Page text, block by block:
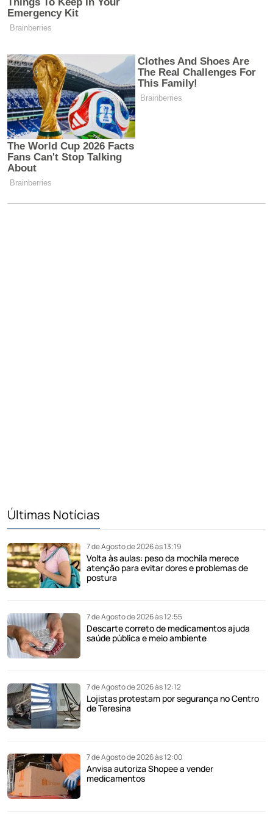
Últimas Notícias
7 de Agosto de 2026 às 13:19
Volta às aulas: peso da mochila merece
atenção para evitar dores e problemas de
postura
7 de Agosto de 2026 às 12:55
Descarte correto de medicamentos ajuda
saúde pública e meio ambiente
7 de Agosto de 2026 às 12:12
Lojistas protestam por segurança no Centro
de Teresina
7 de Agosto de 2026 às 12:00
Anvisa autoriza Shopee a vender
medicamentos